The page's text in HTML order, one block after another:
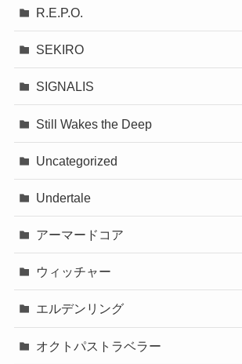
R.E.P.O.
SEKIRO
SIGNALIS
Still Wakes the Deep
Uncategorized
Undertale
アーマードコア
ウィッチャー
エルデンリング
オクトパストラベラー